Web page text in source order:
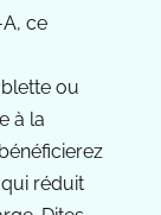
ce
ou
à la
réduit